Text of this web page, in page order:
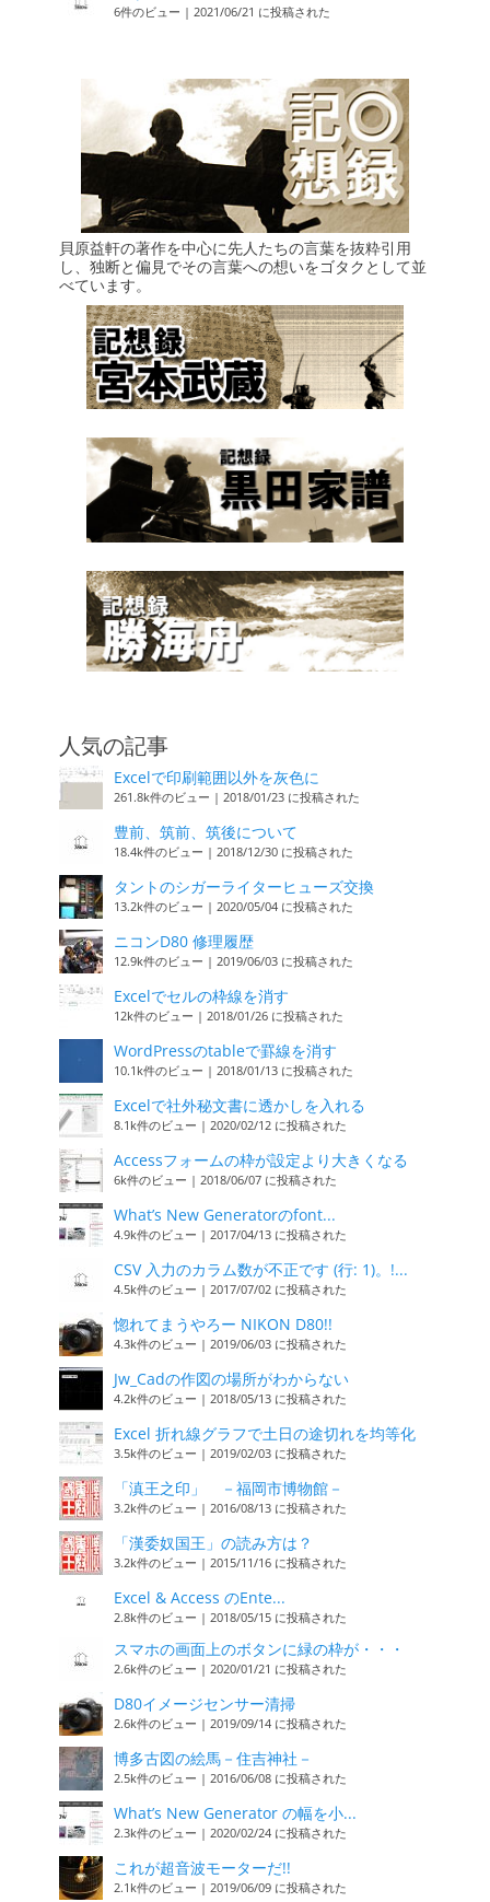
6件のビュー | 2021/06/21 に投稿された
貝原益軒の著作を中心に先人たちの言葉を抜粋引用
し、独断と偏見でその言葉への想いをゴタクとして並
べています。
人気の記事
Excelで印刷範囲以外を灰色に
261.8k件のビュー | 2018/01/23 に投稿された
豊前、筑前、筑後について
18.4k件のビュー | 2018/12/30 に投稿された
タントのシガーライターヒューズ交換
13.2k件のビュー | 2020/05/04 に投稿された
ニコンD80 修理履歴
12.9k件のビュー | 2019/06/03 に投稿された
Excelでセルの枠線を消す
12k件のビュー | 2018/01/26 に投稿された
WordPressのtableで罫線を消す
10.1k件のビュー | 2018/01/13 に投稿された
Excelで社外秘文書に透かしを入れる
8.1k件のビュー | 2020/02/12 に投稿された
Accessフォームの枠が設定より大きくなる
6k件のビュー | 2018/06/07 に投稿された
What’s New Generatorのfont...
4.9k件のビュー | 2017/04/13 に投稿された
CSV 入力のカラム数が不正です (行: 1)。!...
4.5k件のビュー | 2017/07/02 に投稿された
惚れてまうやろー NIKON D80!!
4.3k件のビュー | 2019/06/03 に投稿された
Jw_Cadの作図の場所がわからない
4.2k件のビュー | 2018/05/13 に投稿された
Excel 折れ線グラフで土日の途切れを均等化
3.5k件のビュー | 2019/02/03 に投稿された
「滇王之印」 －福岡市博物館－
3.2k件のビュー | 2016/08/13 に投稿された
「漢委奴国王」の読み方は？
3.2k件のビュー | 2015/11/16 に投稿された
Excel & Access のEnte...
2.8k件のビュー | 2018/05/15 に投稿された
スマホの画面上のボタンに緑の枠が・・・
2.6k件のビュー | 2020/01/21 に投稿された
D80イメージセンサー清掃
2.6k件のビュー | 2019/09/14 に投稿された
博多古図の絵馬－住吉神社－
2.5k件のビュー | 2016/06/08 に投稿された
What’s New Generator の幅を小...
2.3k件のビュー | 2020/02/24 に投稿された
これが超音波モーターだ!!
2.1k件のビュー | 2019/06/09 に投稿された